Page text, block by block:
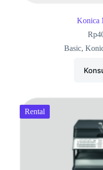
Konica
Rp
Basic,
Rental